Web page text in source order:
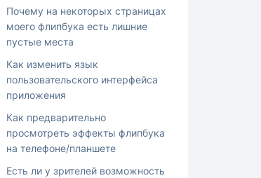
Почему на некоторых страницах
моего флипбука есть лишние
пустые места
Как изменить язык
пользовательского интерфейса
приложения
Как предварительно
просмотреть эффекты флипбука
на телефоне/планшете
Есть ли у зрителей возможность